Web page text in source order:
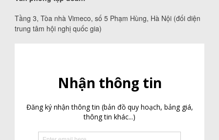
Tầng 3, Tòa nhà Vimeco, số 5 Phạm Hùng, Hà Nội (đối diện
trung tâm hội nghị quốc gia)